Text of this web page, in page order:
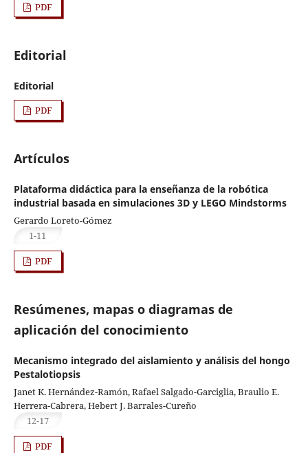
PDF
Editorial
Editorial
PDF
Artículos
Plataforma didáctica para la enseñanza de la robótica
industrial basada en simulaciones 3D y LEGO Mindstorms
Gerardo Loreto-Gómez
1-11
PDF
Resúmenes, mapas o diagramas de
aplicación del conocimiento
Mecanismo integrado del aislamiento y análisis del hongo
Pestalotiopsis
Janet K. Hernández-Ramón, Rafael Salgado-Garciglia, Braulio E.
Herrera-Cabrera, Hebert J. Barrales-Cureño
12-17
PDF